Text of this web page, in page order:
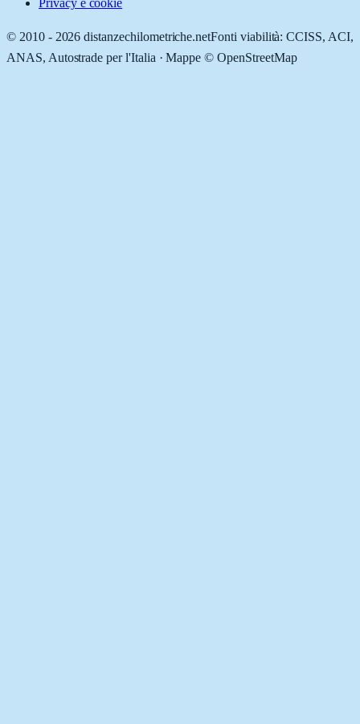
Privacy e cookie
© 2010 - 2026 distanzechilometriche.netFonti viabilità: CCISS, ACI,
ANAS, Autostrade per l'Italia · Mappe © OpenStreetMap